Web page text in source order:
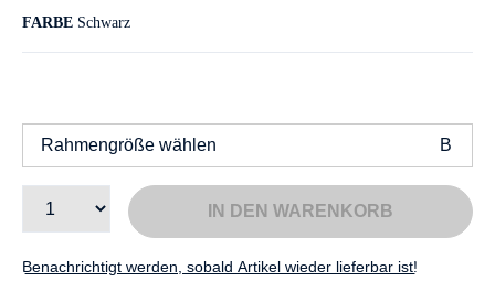
FARBE Schwarz
Rahmengröße wählen
IN DEN WARENKORB
Benachrichtigt werden, sobald Artikel wieder lieferbar ist!